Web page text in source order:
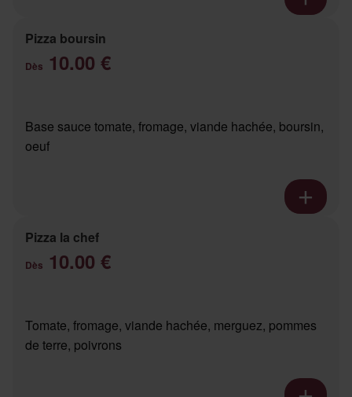
Pizza boursin
Dès 10.00 €
Base sauce tomate, fromage, viande hachée, boursin,
oeuf
Pizza la chef
Dès 10.00 €
Tomate, fromage, viande hachée, merguez, pommes
de terre, poivrons